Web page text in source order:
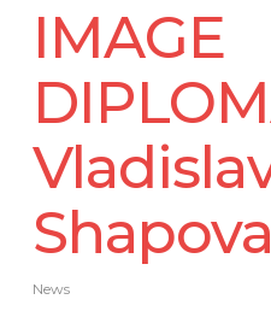
IMAGE
News